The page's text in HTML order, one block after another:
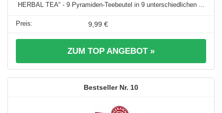
HERBAL TEA“ - 9 Pyramiden-Teebeutel in 9 unterschiedlichen ...
9,99 €
ZUM TOP ANGEBOT »
10